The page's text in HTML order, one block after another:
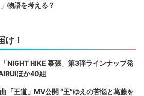
物語を考える？
け！
NIGHT HIKE 幕張」第3弾ラインナップ発
ほか40組
「王道」MV公開 “王”ゆえの苦悩と葛藤を